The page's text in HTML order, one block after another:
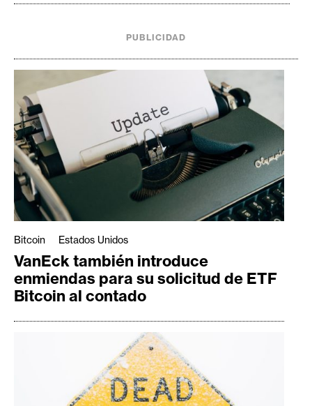
PUBLICIDAD
Bitcoin Estados Unidos
VanEck también introduce
enmiendas para su solicitud de ETF
Bitcoin al contado